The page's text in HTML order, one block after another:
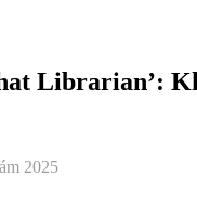
Librarian’:
2025